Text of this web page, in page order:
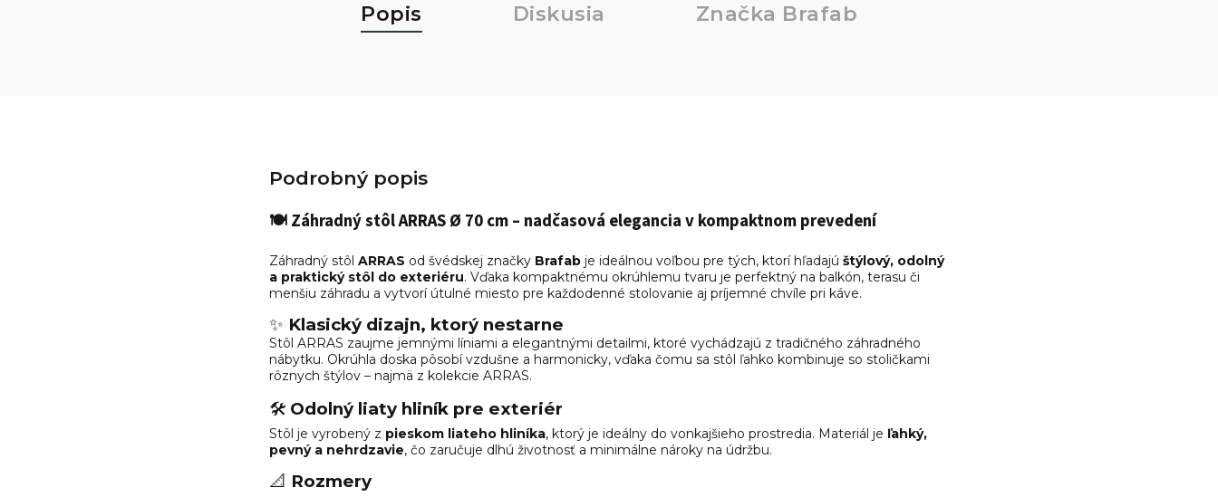
Popis Diskusia Značka Brafab
Podrobný popis
🍽️Záhradný stôl ARRAS Ø 70 cm – nadčasová elegancia v kompaktnom prevedení
Záhradný stôl ARRAS od švédskej značky Brafab je ideálnou voľbou pre tých, ktorí hľadajú štýlový, odolný
a praktický stôl do exteriéru. Vďaka kompaktnému okrúhlemu tvaru je perfektný na balkón, terasu či
menšiu záhradu a vytvorí útulné miesto pre každodenné stolovanie aj príjemné chvíle pri káve.
✨ Klasický dizajn, ktorý nestarne
Stôl ARRAS zaujme jemnými líniami a elegantnými detailmi, ktoré vychádzajú z tradičného záhradného
nábytku. Okrúhla doska pôsobí vzdušne a harmonicky, vďaka čomu sa stôl ľahko kombinuje so stoličkami
rôznych štýlov – najmä z kolekcie ARRAS.
🛠️ Odolný liaty hliník pre exteriér
Stôl je vyrobený z pieskom liateho hliníka, ktorý je ideálny do vonkajšieho prostredia. Materiál je ľahký,
pevný a nehrdzavie, čo zaručuje dlhú životnosť a minimálne nároky na údržbu.
📐 Rozmery